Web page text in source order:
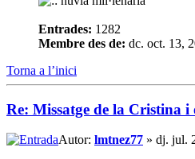
Entrades: 1282
Membre des de: dc. oct. 13,
Torna a l’inici
Re: Missatge de la Cristina i
Autor: lmtnez77 » dj. jul.